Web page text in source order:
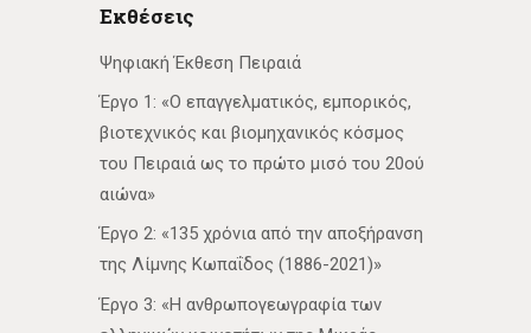
Εκθέσεις
Ψηφιακή Έκθεση Πειραιά
Έργο 1: «Ο επαγγελματικός, εμπορικός,
βιοτεχνικός και βιομηχανικός κόσμος
του Πειραιά ως το πρώτο μισό του 20ού
αιώνα»
Έργο 2: «135 χρόνια από την αποξήρανση
της Λίμνης Κωπαΐδος (1886-2021)»
Έργο 3: «Η ανθρωπογεωγραφία των